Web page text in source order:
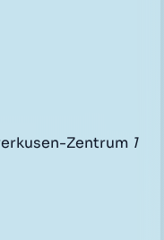
Zentrum 1